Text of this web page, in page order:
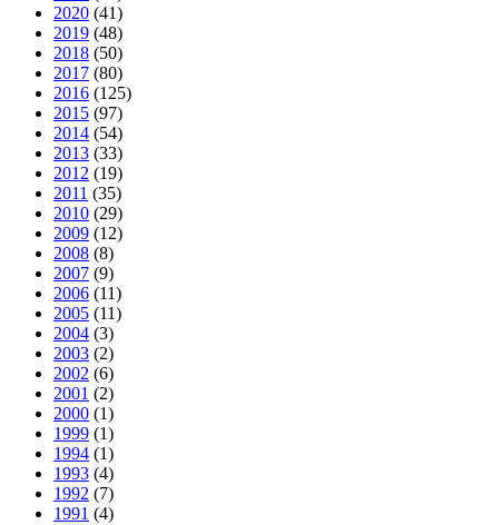
2020 (41)
2019 (48)
2018 (50)
2017 (80)
2016 (125)
2015 (97)
2014 (54)
2013 (33)
2012 (19)
2011 (35)
2010 (29)
2009 (12)
2008 (8)
2007 (9)
2006 (11)
2005 (11)
2004 (3)
2003 (2)
2002 (6)
2001 (2)
2000 (1)
1999 (1)
1994 (1)
1993 (4)
1992 (7)
1991 (4)